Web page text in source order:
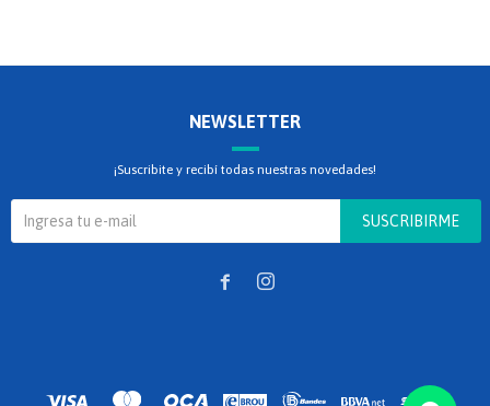
NEWSLETTER
¡Suscribite y recibí todas nuestras novedades!
SUSCRIBIRME
 